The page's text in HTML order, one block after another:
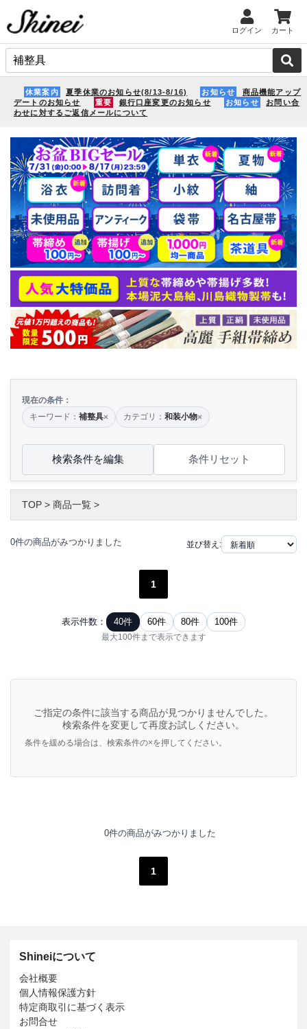
ログイン カート
休業案内 夏季休業のお知らせ(8/13-8/16) お知らせ
商品機能アップ
デートのお知らせ
重要 銀行口座変更のお知らせ お知らせ
お問い合
わせに対するご返信メールについて
現在の条件：
キーワード： 補整具× カテゴリ： 和装小物×
検索条件を編集 条件リセット
TOP > 商品一覧 >
0件の商品がみつかりました 並び替え:
1
表示件数： 40件 60件 80件 100件
最大100件まで表示できます
ご指定の条件に該当する商品が見つかりませんでした。
検索条件を変更して再度お試しください。
条件を緩める場合は、検索条件の×を押してください。
0件の商品がみつかりました
1
Shineiについて
会社概要
個人情報保護方針
特定商取引に基づく表示
お問合せ